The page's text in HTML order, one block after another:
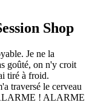
Shop
Je ne la
goûté, on n'y croit
tiré à froid.
traversé le cerveau
! ALARME